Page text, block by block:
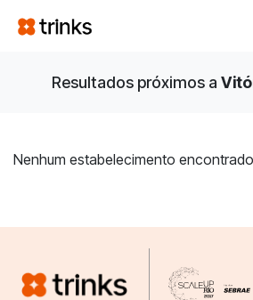
Resultados próximos a
Nenhum estabelecimento